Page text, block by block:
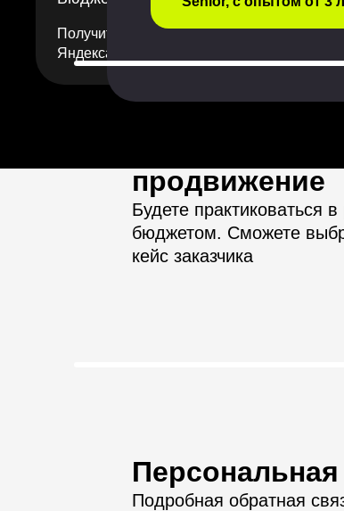
Получите бюджет на продвижение от VK и
Яндекса
продвижение
Будете практиковаться
бюджетом. Сможете
кейс заказчика
Подробная обратная